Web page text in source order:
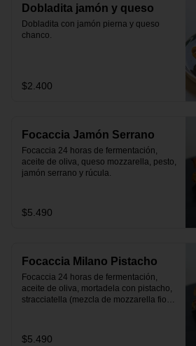
Dobladita jamón y queso
Dobladita con jamón pierna y queso
chanco.
$2.400
Focaccia Jamón Serrano
Focaccia 24 horas de fermentación,
aceite de oliva, queso mozzarella, pesto,
jamón serrano y rúcula.
$5.490
Focaccia Milano Pistacho
Focaccia 24 horas de fermentación,
aceite de oliva, mortadela con pistacho,
stracciatella (mezcla de mozzarella fior
$5.490